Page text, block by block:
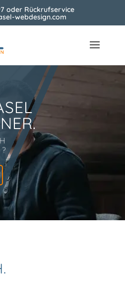
oder Rückrufservice
webdesign.com